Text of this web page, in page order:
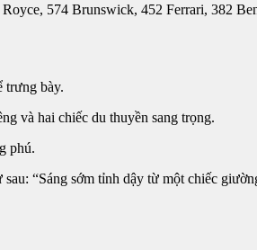
574 Brunswick, 452 Ferrari, 382
trưng bày.
và hai chiếc du thuyền sang trọng.
phú.
“Sáng sớm tỉnh dậy từ một chiếc